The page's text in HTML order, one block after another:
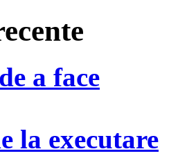
a face
la executare